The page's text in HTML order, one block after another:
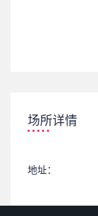
场所详情
地址：